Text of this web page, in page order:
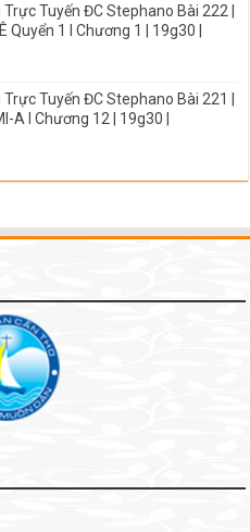
Trực Tuyến ĐC Stephano Bài 222 |
Quyển 1 I Chương 1 | 19g30 |
Trực Tuyến ĐC Stephano Bài 221 |
A I Chương 12 | 19g30 |